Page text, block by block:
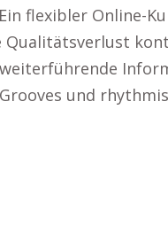
flexibler Online-
Qualitätsverlust
und